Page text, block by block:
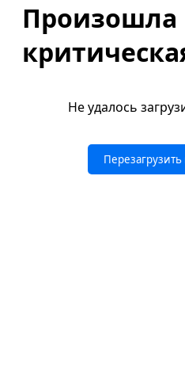
Произошла
Не удалось